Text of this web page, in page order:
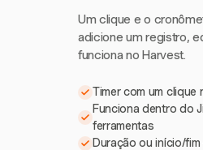
Um clique e o
adicione um registro,
funciona no Harvest.
Timer com um clique
Funciona dentro do
ferramentas
Duração ou início/